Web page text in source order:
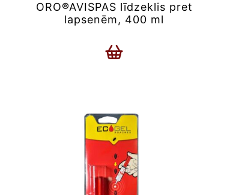
ORO®AVISPAS līdzeklis pret
lapsenēm, 400 ml